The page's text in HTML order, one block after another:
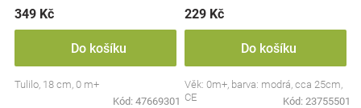
349 Kč
Do košíku
Tulilo, 18 cm, 0 m+
Kód: 47669301
229 Kč
Do košíku
Věk: 0m+, barva: modrá, cca 25cm,
CE
Kód: 23755501